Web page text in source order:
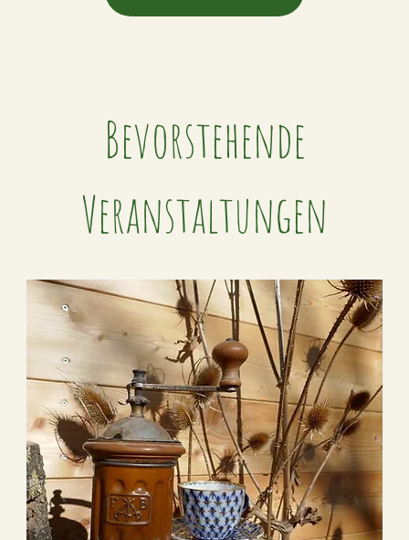
Bevorstehende
Veranstaltungen